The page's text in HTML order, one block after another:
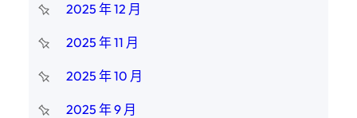
2025 年 12 月
2025 年 11 月
2025 年 10 月
2025 年 9 月